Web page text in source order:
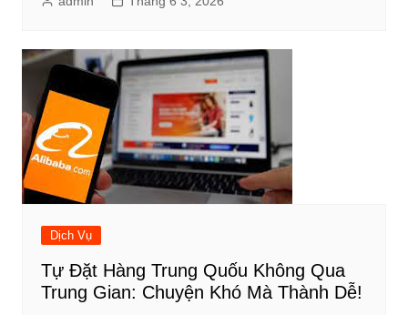
Dịch Vụ
Tự Đặt Hàng Trung Quốu Không Qua
Trung Gian: Chuyện Khó Mà Thành Dễ!